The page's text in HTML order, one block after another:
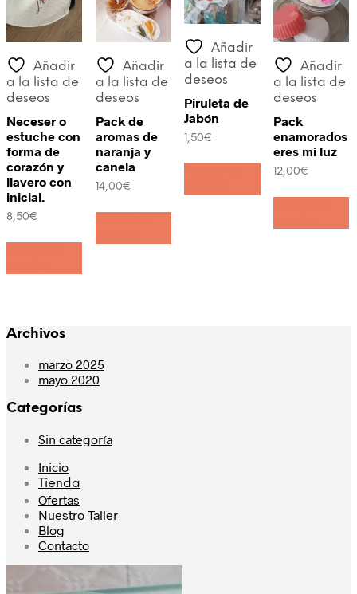
Añadir
a la lista de
deseos
Neceser o
estuche con
forma de
corazón y
llavero con
inicial.
8,50€
Añadir
a la lista de
deseos
Pack de
aromas de
naranja y
canela
14,00€
Añadir
a la lista de
deseos
Piruleta de
Jabón
1,50€
Añadir
a la lista de
deseos
Pack
enamorados
eres mi luz
12,00€
Archivos
marzo 2025
mayo 2020
Categorías
Sin categoría
Inicio
Tienda
Ofertas
Nuestro Taller
Blog
Contacto